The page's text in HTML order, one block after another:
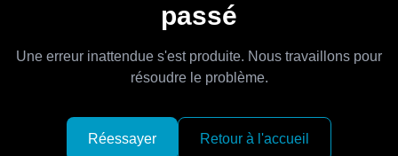
passé
Une erreur inattendue s'est produite. Nous travaillons pour
résoudre le problème.
Réessayer Retour à l'accueil